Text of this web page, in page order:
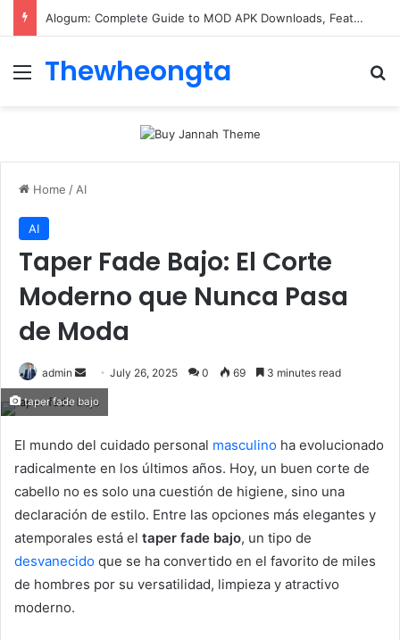
Alogum: Complete Guide to MOD APK Downloads, Features, and Risks
Menu
Thewheongta
Home / AI
AI
Taper Fade Bajo: El Corte
Moderno que Nunca Pasa
de Moda
admin
Send
email
July 26, 2025 0 69 3 minutes read
taper fade bajo
El mundo del cuidado personal masculino ha evolucionado
radicalmente en los últimos años. Hoy, un buen corte de
cabello no es solo una cuestión de higiene, sino una
declaración de estilo. Entre las opciones más elegantes y
atemporales está el taper fade bajo, un tipo de
desvanecido que se ha convertido en el favorito de miles
de hombres por su versatilidad, limpieza y atractivo
moderno.